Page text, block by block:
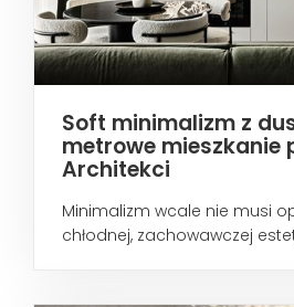
Soft minimalizm z
metrowe mieszkanie
Architekci
Minimalizm wcale nie musi
chłodnej, zachowawczej